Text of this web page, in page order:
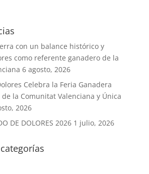
con un balance histórico y
como referente ganadero de la
6 agosto, 2026
Celebra la Feria Ganadera
la Comunitat Valenciana y Única
2026
DE DOLORES 2026 1 julio, 2026